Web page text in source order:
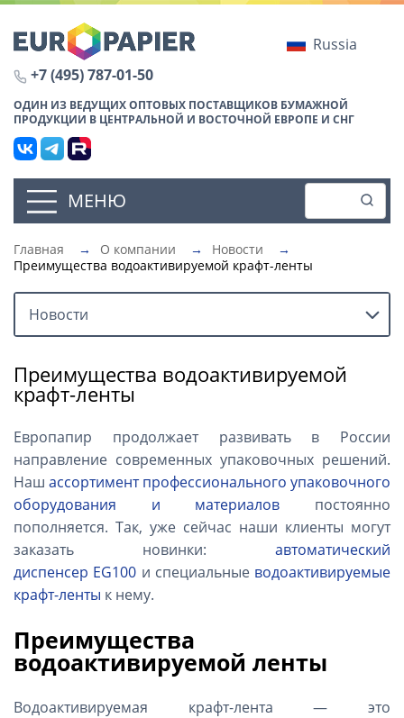
Russia
+7 (495) 787-01-50
ОДИН ИЗ ВЕДУЩИХ ОПТОВЫХ ПОСТАВЩИКОВ БУМАЖНОЙ
ПРОДУКЦИИ В ЦЕНТРАЛЬНОЙ И ВОСТОЧНОЙ ЕВРОПЕ И СНГ
МЕНЮ
Главная → О компании → Новости
→
Преимущества водоактивируемой крафт-ленты
Новости
Преимущества водоактивируемой
крафт-ленты
Европапир продолжает развивать в России
направление современных упаковочных решений.
Наш ассортимент профессионального упаковочного
оборудования и материалов постоянно
пополняется. Так, уже сейчас наши клиенты могут
заказать новинки: автоматический
диспенсер EG100 и специальные водоактивируемые
крафт-ленты к нему.
Преимущества
водоактивируемой ленты
Водоактивируемая крафт-лента — это